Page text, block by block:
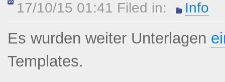
17/10/15 01:41 Filed in: Info
Es wurden weiter Unterlagen
Templates.